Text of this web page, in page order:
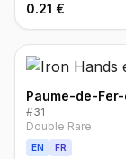
0.21 €
Paume-de-
#31
Double Rare
EN FR